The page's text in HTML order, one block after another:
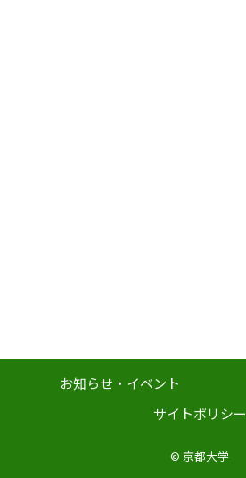
© 京都大学
お知らせ・イベント
サイトポリシー